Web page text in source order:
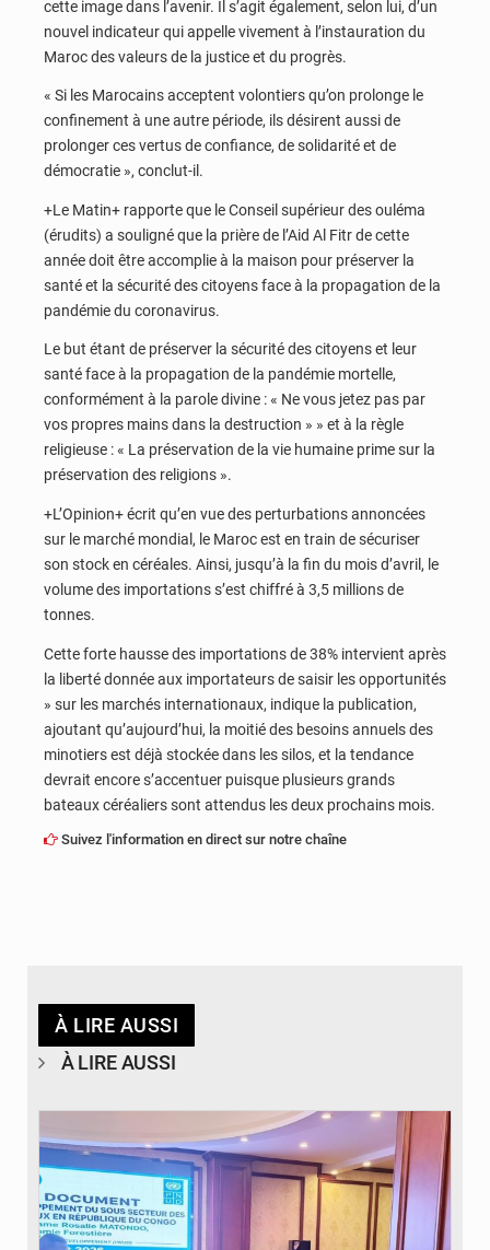
cette image dans l’avenir. Il s’agit également, selon lui, d’un
nouvel indicateur qui appelle vivement à l’instauration du
Maroc des valeurs de la justice et du progrès.
« Si les Marocains acceptent volontiers qu’on prolonge le
confinement à une autre période, ils désirent aussi de
prolonger ces vertus de confiance, de solidarité et de
démocratie », conclut-il.
+Le Matin+ rapporte que le Conseil supérieur des ouléma
(érudits) a souligné que la prière de l’Aid Al Fitr de cette
année doit être accomplie à la maison pour préserver la
santé et la sécurité des citoyens face à la propagation de la
pandémie du coronavirus.
Le but étant de préserver la sécurité des citoyens et leur
santé face à la propagation de la pandémie mortelle,
conformément à la parole divine : « Ne vous jetez pas par
vos propres mains dans la destruction » » et à la règle
religieuse : « La préservation de la vie humaine prime sur la
préservation des religions ».
+L’Opinion+ écrit qu’en vue des perturbations annoncées
sur le marché mondial, le Maroc est en train de sécuriser
son stock en céréales. Ainsi, jusqu’à la fin du mois d’avril, le
volume des importations s’est chiffré à 3,5 millions de
tonnes.
Cette forte hausse des importations de 38% intervient après
la liberté donnée aux importateurs de saisir les opportunités
» sur les marchés internationaux, indique la publication,
ajoutant qu’aujourd’hui, la moitié des besoins annuels des
minotiers est déjà stockée dans les silos, et la tendance
devrait encore s’accentuer puisque plusieurs grands
bateaux céréaliers sont attendus les deux prochains mois.
Suivez l'information en direct sur notre chaîne
À LIRE AUSSI
À LIRE AUSSI